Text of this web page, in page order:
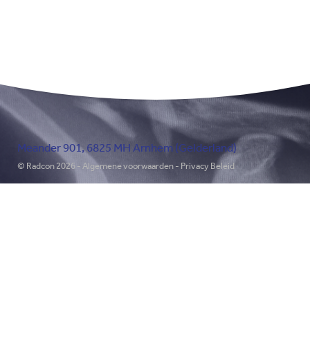
Meander 901, 6825 MH Arnhem (Gelderland)
© Radcon 2026 - Algemene voorwaarden - Privacy Beleid